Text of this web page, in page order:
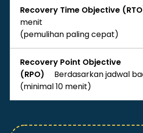
menit
(pemulihan paling cepat)
Berdasarkan jadwal
(minimal 10 menit)